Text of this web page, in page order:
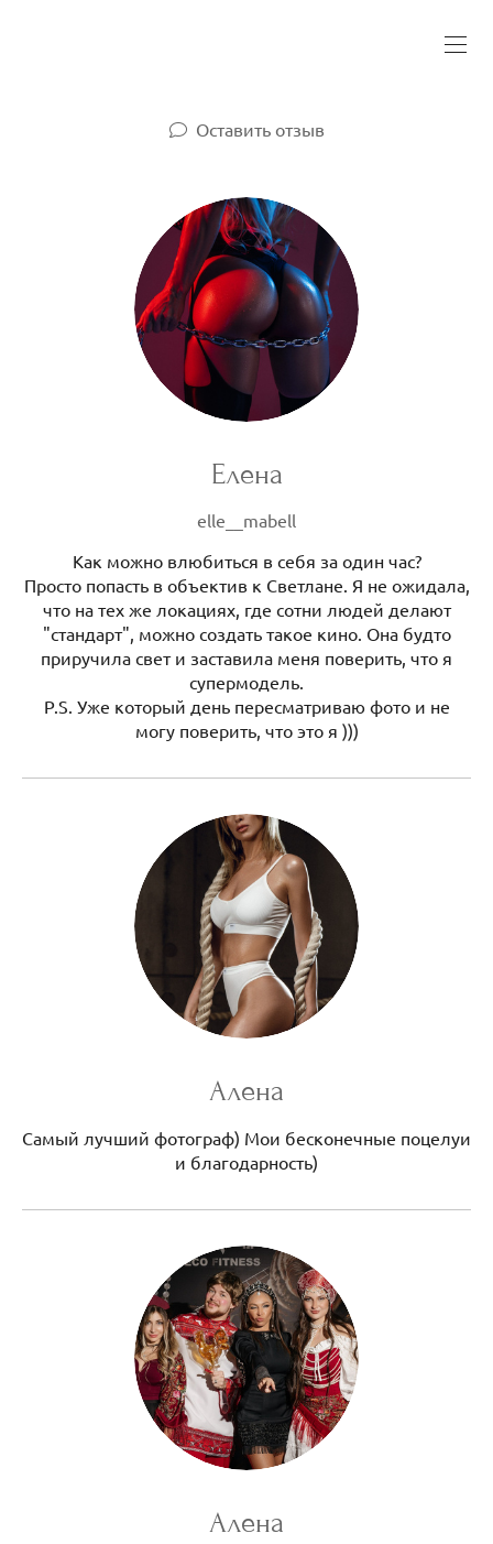
Оставить отзыв
Елена
elle__mabell
Как можно влюбиться в себя за один час?
Просто попасть в объектив к Светлане. Я не ожидала,
что на тех же локациях, где сотни людей делают
"стандарт", можно создать такое кино. Она будто
приручила свет и заставила меня поверить, что я
супермодель.
P.S. Уже который день пересматриваю фото и не
могу поверить, что это я )))
Алена
Самый лучший фотограф) Мои бесконечные поцелуи
и благодарность)
Алена